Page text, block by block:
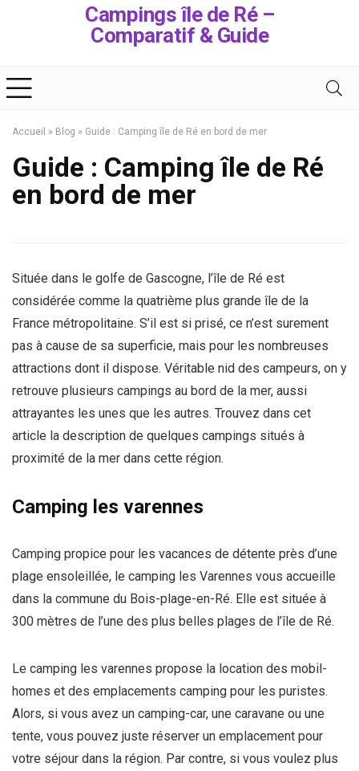
Campings île de Ré –
Comparatif & Guide
Accueil » Blog » Guide : Camping île de Ré en bord de mer
Guide : Camping île de Ré
en bord de mer
Située dans le golfe de Gascogne, l’île de Ré est
considérée comme la quatrième plus grande île de la
France métropolitaine. S’il est si prisé, ce n’est surement
pas à cause de sa superficie, mais pour les nombreuses
attractions dont il dispose. Véritable nid des campeurs, on y
retrouve plusieurs campings au bord de la mer, aussi
attrayantes les unes que les autres. Trouvez dans cet
article la description de quelques campings situés à
proximité de la mer dans cette région.
Camping les varennes
Camping propice pour les vacances de détente près d’une
plage ensoleillée, le camping les Varennes vous accueille
dans la commune du Bois-plage-en-Ré. Elle est située à
300 mètres de l’une des plus belles plages de l’île de Ré.
Le camping les varennes propose la location des mobil-
homes et des emplacements camping pour les puristes.
Alors, si vous avez un camping-car, une caravane ou une
tente, vous pouvez juste réserver un emplacement pour
votre séjour dans la région. Par contre, si vous voulez plus